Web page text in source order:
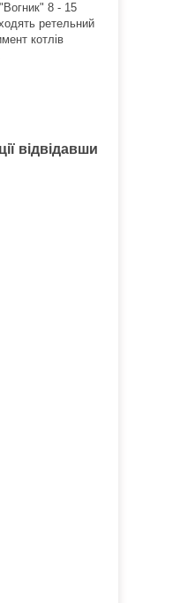
8 - 15
ретельний
котлів
відвідавши